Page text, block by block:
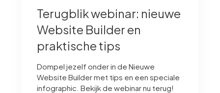
Terugblik webinar: nieuwe
Website Builder en
praktische tips
Dompel jezelf onder in de Nieuwe
Website Builder met tips en een speciale
infographic. Bekijk de webinar nu terug!